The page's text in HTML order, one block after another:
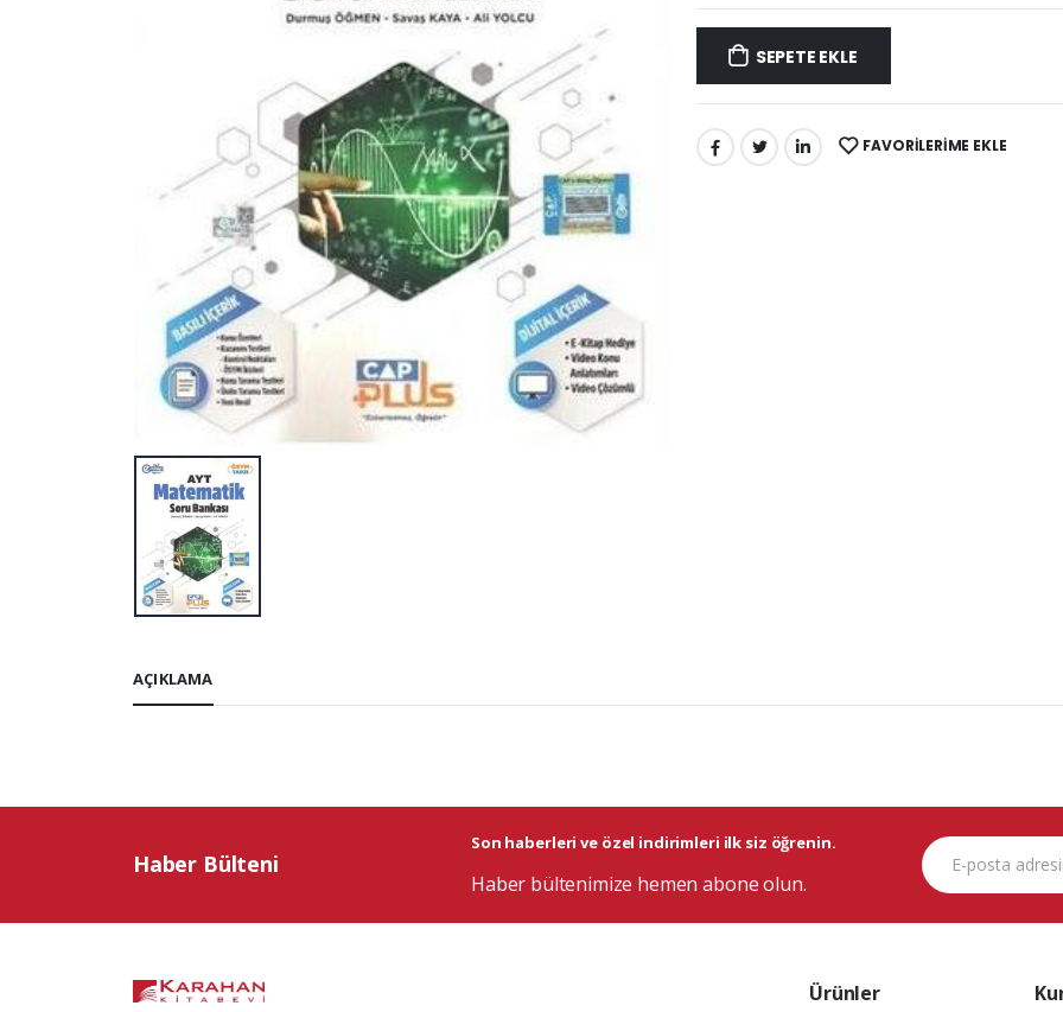
SEPETE EKLE
PAYLAŞ: FAVORILERIME EKLE
AÇIKLAMA
Haber Bülteni
Son haberleri ve özel indirimleri ilk siz öğrenin.
Haber bültenimize hemen abone olun.
Ürünler